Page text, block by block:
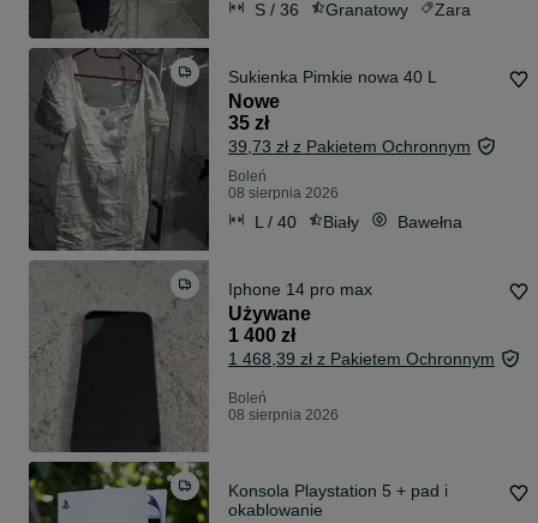
S / 36 Granatowy Zara
Sukienka Pimkie nowa 40 L
Nowe
35 zł
39,73 zł z Pakietem Ochronnym
Boleń
08 sierpnia 2026
L / 40 Biały Bawełna
Iphone 14 pro max
Używane
1 400 zł
1 468,39 zł z Pakietem Ochronnym
Boleń
08 sierpnia 2026
Konsola Playstation 5 + pad i
okablowanie